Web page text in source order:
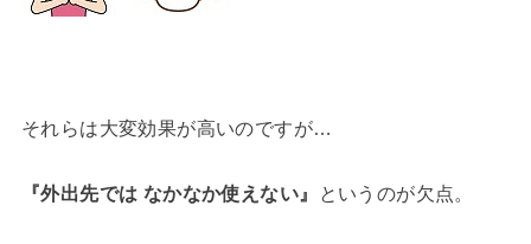
それらは大変効果が高いのですが…
『外出先では なかなか使えない』 というのが欠点。